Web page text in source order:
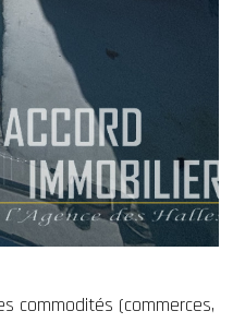
commodités (commerces,